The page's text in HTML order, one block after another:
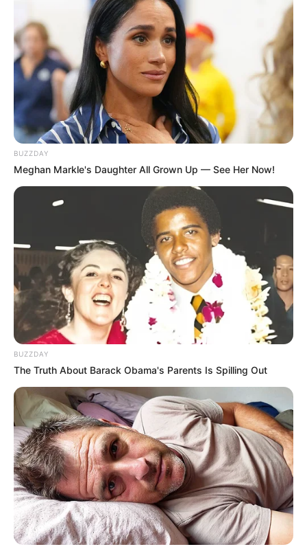
BUZZDAY
Meghan Markle's Daughter All Grown Up — See Her Now!
BUZZDAY
The Truth About Barack Obama's Parents Is Spilling Out